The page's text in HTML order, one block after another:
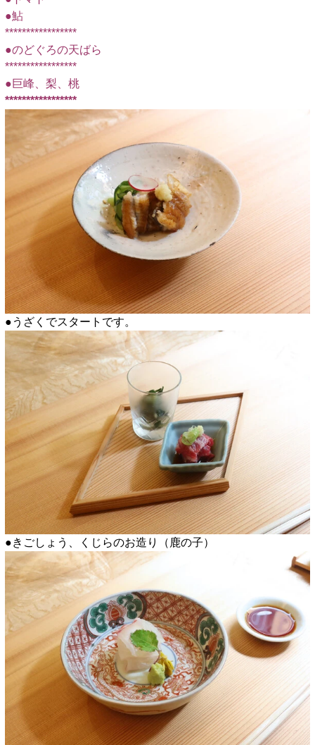
●鮎
*****************
●のどぐろの天ばら
*****************
●巨峰、梨、桃
*****************
●うざくでスタートです。
●きごしょう、くじらのお造り（鹿の子）